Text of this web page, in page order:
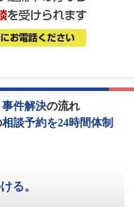
事件解決の流れ
相談予約を24時間体制
る。